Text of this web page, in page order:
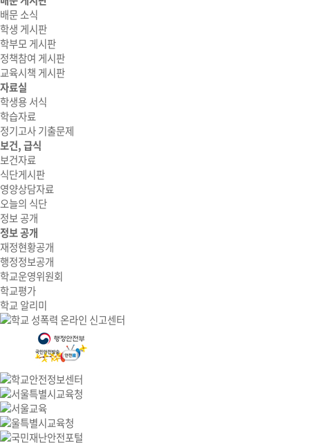
배문 소식
학생 게시판
학부모 게시판
정책참여 게시판
교육시책 게시판
자료실
학생용 서식
학습자료
정기고사 기출문제
보건, 급식
보건자료
식단게시판
영양상담자료
오늘의 식단
정보 공개
정보 공개
재정현황공개
행정정보공개
학교운영위원회
학교평가
학교 알리미